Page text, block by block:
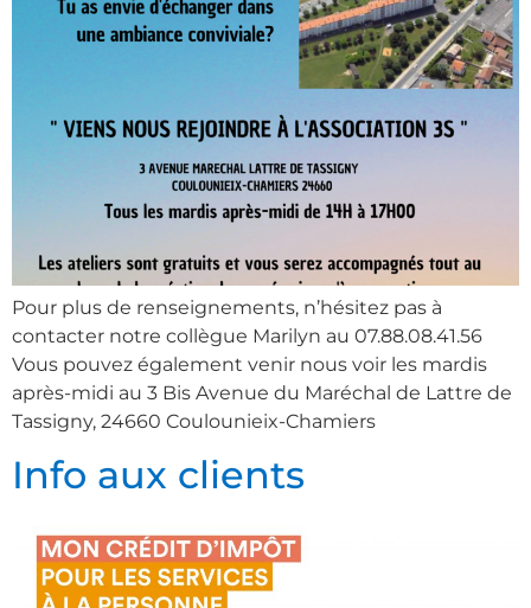
Pour plus de renseignements, n’hésitez pas à
contacter notre collègue Marilyn au 07.88.08.41.56
Vous pouvez également venir nous voir les mardis
après-midi au 3 Bis Avenue du Maréchal de Lattre de
Tassigny, 24660 Coulounieix-Chamiers
Info aux clients